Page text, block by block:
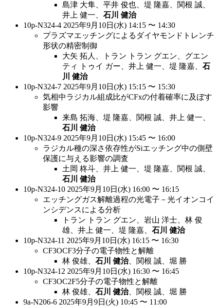
島津 大隼、平井 俊也、堤 隆嘉、関根 誠、
井上 健一、 石川 健治
10p-N324-4 2025年9月10日(水) 14:15 〜 14:30
プラズマエッチングによるダイヤモンドトレンチ
形状の精密制御
大矢 拓人、トラン トラン グエン、グエン
ティ トゥイ ガー、井上 健一、堤 隆嘉、 石
川 健治
10p-N324-7 2025年9月10日(水) 15:15 〜 15:30
気相中ラジカル組成比がCFxの付着確率に及ぼす
影響
来島 拓海、堤 隆嘉、関根 誠、井上 健一、
石川 健治
10p-N324-9 2025年9月10日(水) 15:45 〜 16:00
ラジカル種の深さ依存性がSiエッチング中の側壁
保護に与える影響の調査
土岡 柊斗、井上 健一、堤 隆嘉、関根 誠、
石川 健治
10p-N324-10 2025年9月10日(水) 16:00 〜 16:15
エッチングガス解離過程の光電子－光イオンコイ
ンシデンスによる分析
トラン トラン グエン、岩山 洋士、林 俊
雄、井上 健一、堤 隆嘉、 石川 健治
10p-N324-11 2025年9月10日(水) 16:15 〜 16:30
CF3OCF3分子の電子物性と解離
林 俊雄、 石川 健治、関根 誠、堀 勝
10p-N324-12 2025年9月10日(水) 16:30 〜 16:45
CF3OC2F5分子の電子物性と解離
林 俊雄、 石川 健治、関根 誠、堀 勝
9a-N206-6 2025年9月9日(火) 10:45 〜 11:00